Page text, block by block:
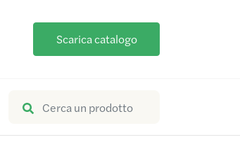
Scarica catalogo